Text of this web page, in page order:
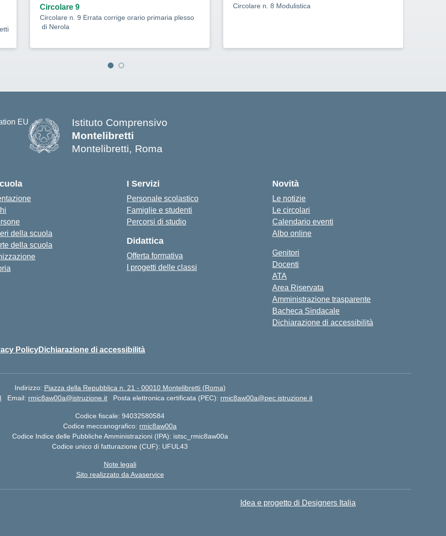
Circolare 9
Circolare n. 9 Errata corrige orario primaria plesso
di Nerola
Circolare n. 8 Modulistica
Istituto Comprensivo
Montelibretti
Montelibretti, Roma
della scuola
della scuola
I Servizi
Personale scolastico
Famiglie e studenti
Percorsi di studio
Didattica
Offerta formativa
I progetti delle classi
Novità
Le notizie
Le circolari
Calendario eventi
Albo online
Genitori
Docenti
ATA
Area Riservata
Amministrazione trasparente
Bacheca Sindacale
Dichiarazione di accessibilità
PolicyDichiarazione di accessibilità
Indirizzo: Piazza della Repubblica n. 21 - 00010 Montelibretti (Roma)
Email: rmic8aw00a@istruzione.it Posta elettronica certificata (PEC): rmic8aw00a@pec.istruzione.it
Codice fiscale: 94032580584
Codice meccanografico: rmic8aw00a
Codice Indice delle Pubbliche Amministrazioni (IPA): istsc_rmic8aw00a
Codice unico di fatturazione (CUF): UFUL43
Note legali
Sito realizzato da Avaservice
Idea e progetto di Designers Italia